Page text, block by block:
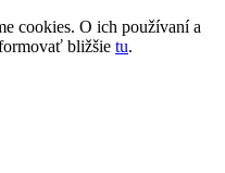
cookies. O ich používaní a
bližšie tu.